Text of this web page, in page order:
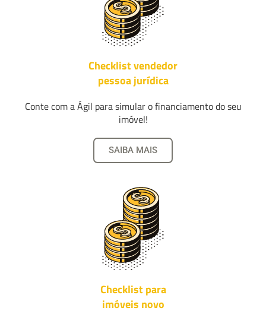
Checklist vendedor
pessoa jurídica
Conte com a Ágil para simular o financiamento do seu
imóvel!
SAIBA MAIS
Checklist para
imóveis novo